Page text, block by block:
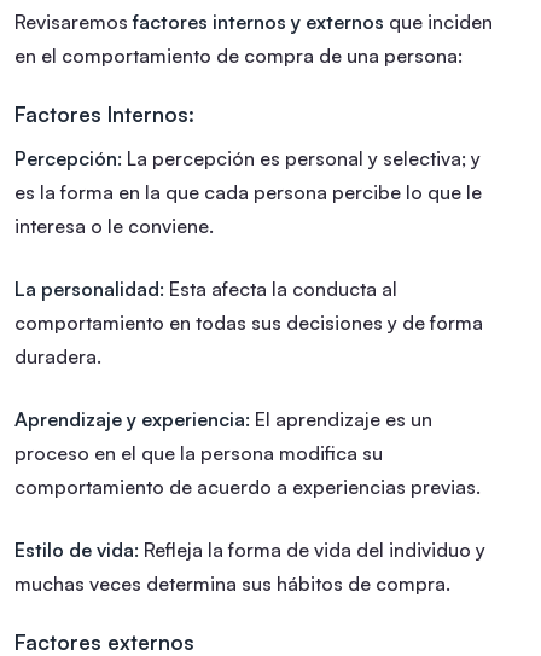
Revisaremosfactores internos y externos que inciden
en el comportamiento de compra de una persona:
Factores Internos:
Percepción: La percepción es personal y selectiva; y
es la forma en la que cada persona percibe lo que le
interesa o le conviene.
La personalidad: Esta afecta la conducta al
comportamiento en todas sus decisiones y de forma
duradera.
Aprendizaje y experiencia: El aprendizaje es un
proceso en el que la persona modifica su
comportamiento de acuerdo a experiencias previas.
Estilo de vida: Refleja la forma de vida del individuo y
muchas veces determina sus hábitos de compra.
Factores externos